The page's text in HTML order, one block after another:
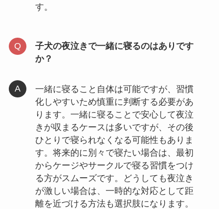
す。
子犬の夜泣きで一緒に寝るのはありです
か？
一緒に寝ること自体は可能ですが、習慣
化しやすいため慎重に判断する必要があ
ります。一緒に寝ることで安心して夜泣
きが収まるケースは多いですが、その後
ひとりで寝られなくなる可能性もありま
す。将来的に別々で寝たい場合は、最初
からケージやサークルで寝る習慣をつけ
る方がスムーズです。どうしても夜泣き
が激しい場合は、一時的な対応として距
離を近づける方法も選択肢になります。